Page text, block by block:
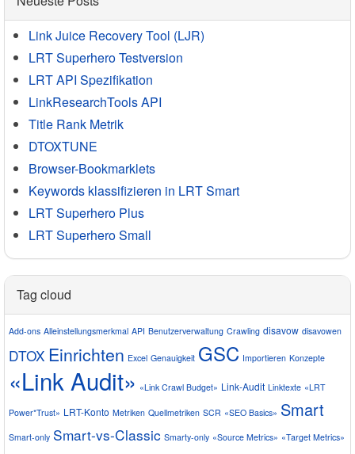
Link Juice Recovery Tool (LJR)
LRT Superhero Testversion
LRT API Spezifikation
LinkResearchTools API
Title Rank Metrik
DTOXTUNE
Browser-Bookmarklets
Keywords klassifizieren in LRT Smart
LRT Superhero Plus
LRT Superhero Small
Tag cloud
Add-ons Alleinstellungsmerkmal API Benutzerverwaltung Crawling disavow disavowen
DTOX Einrichten Excel Genauigkeit GSC Importieren Konzepte
«Link Audit» «Link Crawl Budget» Link-Audit Linktexte «LRT
Power*Trust» LRT-Konto Metriken Quellmetriken SCR «SEO Basics» Smart
Smart-only Smart-vs-Classic Smarty-only «Source Metrics» «Target Metrics»